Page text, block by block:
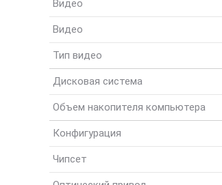
Видео
Видео
Тип видео
Дисковая система
Объем накопителя компьютера
Конфигурация
Чипсет